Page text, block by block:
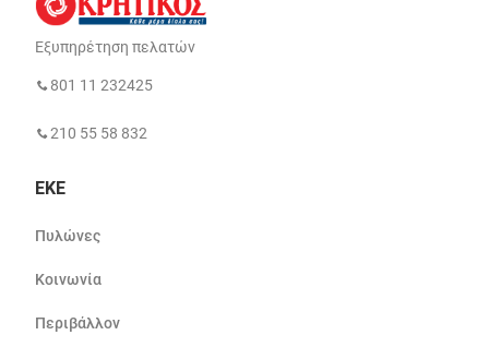
Εξυπηρέτηση πελατών
801 11 232425
210 55 58 832
ΕΚΕ
Πυλώνες
Κοινωνία
Περιβάλλον